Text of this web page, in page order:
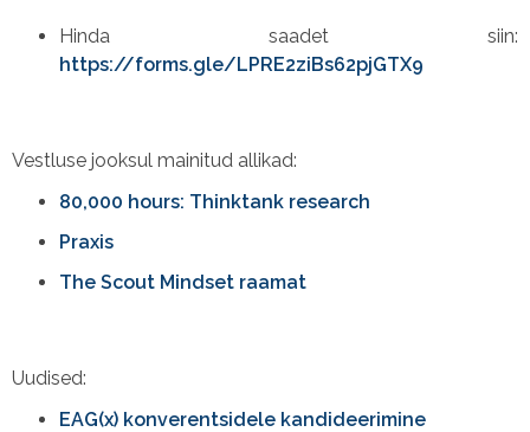
Hinda saadet siin:
https://forms.gle/LPRE2ziBs62pjGTX9
Vestluse jooksul mainitud allikad:
80,000 hours: Thinktank research
Praxis
The Scout Mindset raamat
Uudised:
EAG(x) konverentsidele kandideerimine